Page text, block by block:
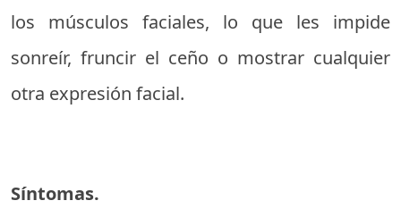
los músculos faciales, lo que les impide
sonreír, fruncir el ceño o mostrar cualquier
otra expresión facial.
Síntomas.